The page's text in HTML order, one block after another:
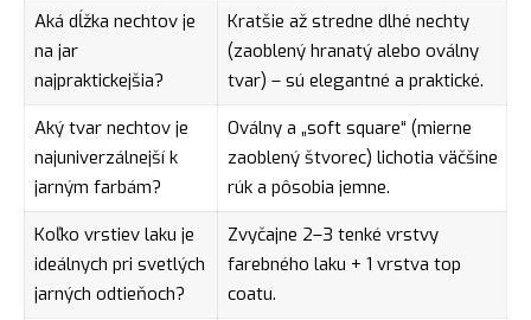
Aká dĺžka nechtov je
na jar
najpraktickejšia?
Kratšie až stredne dlhé nechty
(zaoblený hranatý alebo oválny
tvar) – sú elegantné a praktické.
Aký tvar nechtov je
najuniverzálnejší k
jarným farbám?
Oválny a „soft square“ (mierne
zaoblený štvorec) lichotia väčšine
rúk a pôsobia jemne.
Koľko vrstiev laku je
ideálnych pri svetlých
jarných odtieňoch?
Zvyčajne 2–3 tenké vrstvy
farebného laku + 1 vrstva top
coatu.